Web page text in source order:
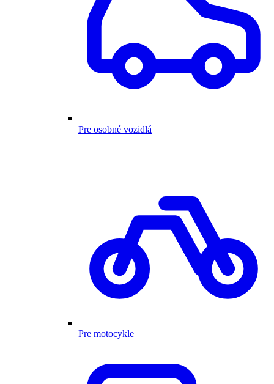
Pre osobné vozidlá
Pre motocykle